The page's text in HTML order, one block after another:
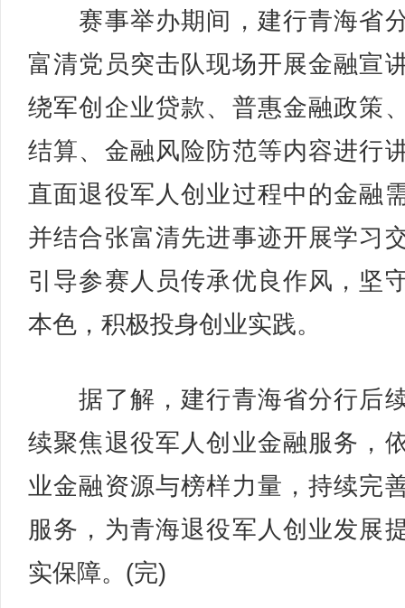
赛事举办期间，建行青海省
富清党员突击队现场开展金融宣
绕军创企业贷款、普惠金融政策
结算、金融风险防范等内容进行
直面退役军人创业过程中的金融
并结合张富清先进事迹开展学习
引导参赛人员传承优良作风，坚
本色，积极投身创业实践。
据了解，建行青海省分行后
续聚焦退役军人创业金融服务，
业金融资源与榜样力量，持续完
服务，为青海退役军人创业发展
实保障。(完)